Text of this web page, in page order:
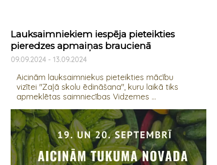
Lauksaimniekiem iespēja pieteikties
pieredzes apmaiņas braucienā
09.09.2024 - 13.09.2024
Aicinām lauksaimniekus pieteikties mācību
vizītei "Zaļā skolu ēdināšana", kuru laikā tiks
apmeklētas saimniecības Vidzemes ...